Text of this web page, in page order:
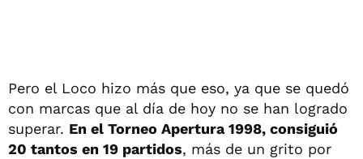
Pero el Loco hizo más que eso, ya que se quedó
con marcas que al día de hoy no se han logrado
superar. En el Torneo Apertura 1998, consiguió
20 tantos en 19 partidos, más de un grito por